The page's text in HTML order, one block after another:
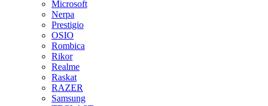
Microsoft
Nerpa
Prestigio
OSIO
Rombica
Rikor
Realme
Raskat
RAZER
Samsung